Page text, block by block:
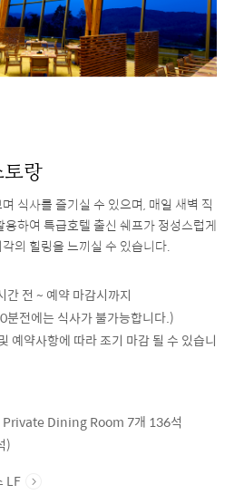
랑
식사를 즐기실 수 있으며, 매일 새벽 직
하여 특급호텔 출신 쉐프가 정성스럽게
의 힐링을 느끼실 수 있습니다.
간 전 ~ 예약 마감시까지
분전에는 식사가 불가능합니다.)
예약사항에 따라 조기 마감 될 수 있습니
Dining Room 7개 136석
)
LF